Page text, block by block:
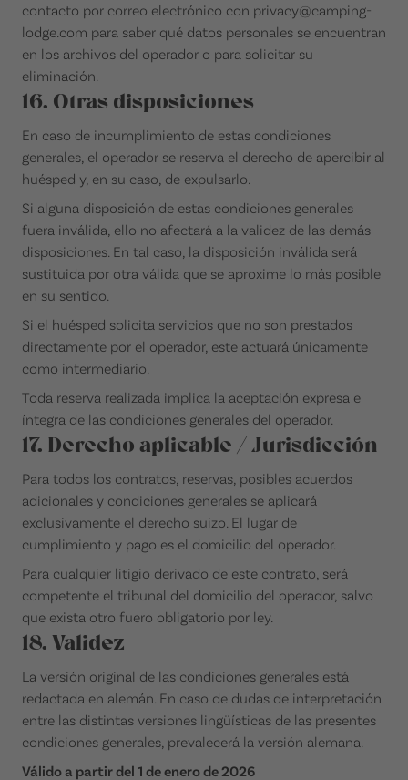
contacto por correo electrónico con privacy@camping-
lodge.com para saber qué datos personales se encuentran
en los archivos del operador o para solicitar su
eliminación.
16. Otras disposiciones
En caso de incumplimiento de estas condiciones
generales, el operador se reserva el derecho de apercibir al
huésped y, en su caso, de expulsarlo.
Si alguna disposición de estas condiciones generales
fuera inválida, ello no afectará a la validez de las demás
disposiciones. En tal caso, la disposición inválida será
sustituida por otra válida que se aproxime lo más posible
en su sentido.
Si el huésped solicita servicios que no son prestados
directamente por el operador, este actuará únicamente
como intermediario.
Toda reserva realizada implica la aceptación expresa e
íntegra de las condiciones generales del operador.
17. Derecho aplicable / Jurisdicción
Para todos los contratos, reservas, posibles acuerdos
adicionales y condiciones generales se aplicará
exclusivamente el derecho suizo. El lugar de
cumplimiento y pago es el domicilio del operador.
Para cualquier litigio derivado de este contrato, será
competente el tribunal del domicilio del operador, salvo
que exista otro fuero obligatorio por ley.
18. Validez
La versión original de las condiciones generales está
redactada en alemán. En caso de dudas de interpretación
entre las distintas versiones lingüísticas de las presentes
condiciones generales, prevalecerá la versión alemana.
Válido a partir del 1 de enero de 2026